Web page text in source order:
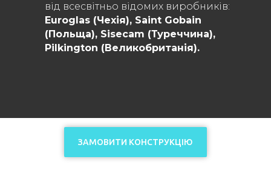
від всесвітньо відомих виробників:
Euroglas (Чехія), Saint Gobain
(Польща), Sisecam (Туреччина),
Рilkington (Великобританія).
ЗАМОВИТИ КОНСТРУКЦІЮ